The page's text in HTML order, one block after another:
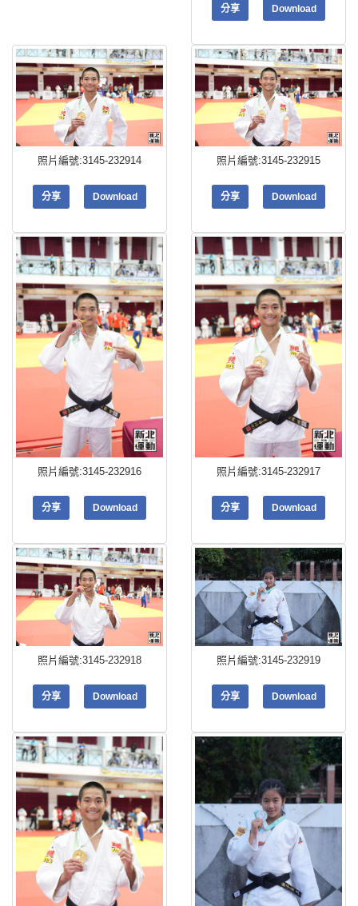
分享 Download
照片編號:3145-232914
分享 Download
照片編號:3145-232915
分享 Download
照片編號:3145-232916
分享 Download
照片編號:3145-232917
分享 Download
照片編號:3145-232918
分享 Download
照片編號:3145-232919
分享 Download